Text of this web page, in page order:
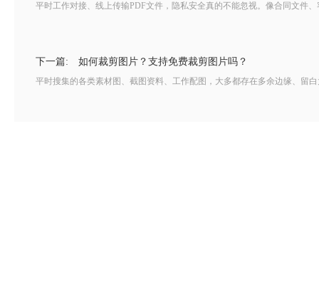
平时工作对接、线上传输PDF文件，隐私安全真的不能忽视。像合同文件
下一篇: 如何裁剪图片？支持免费裁剪图片吗？
平时搜集的各类素材图、截图资料、工作配图，大多都存在多余边缘、留